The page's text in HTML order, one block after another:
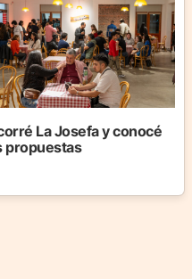
La Josefa y conocé
propuestas